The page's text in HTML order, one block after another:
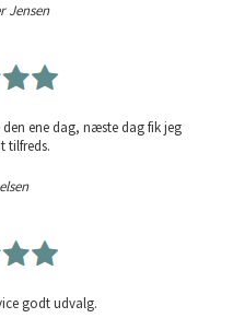
Jensen
ene dag, næste dag fik jeg
tilfreds.
godt udvalg.